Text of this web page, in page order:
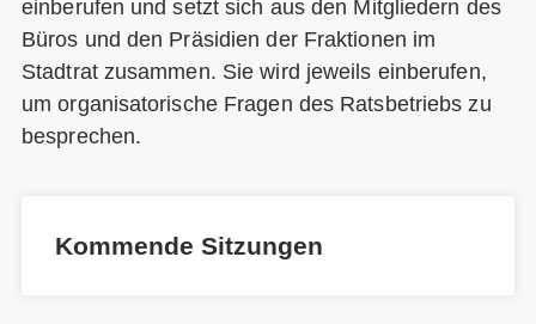
einberufen und setzt sich aus den Mitgliedern des
Büros und den Präsidien der Fraktionen im
Stadtrat zusammen. Sie wird jeweils einberufen,
um organisatorische Fragen des Ratsbetriebs zu
besprechen.
Kommende Sitzungen